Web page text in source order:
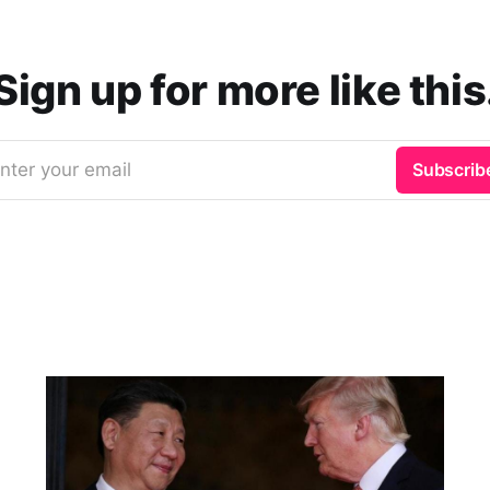
up for more like
your email